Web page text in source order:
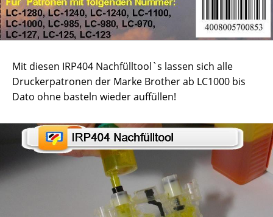
Mit diesen IRP404 Nachfülltool`s lassen sich alle
Druckerpatronen der Marke Brother ab LC1000 bis
Dato ohne basteln wieder auffüllen!